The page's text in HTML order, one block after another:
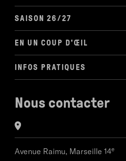
SAISON 26/27
EN UN COUP D'ŒIL
INFOS PRATIQUES
Nous contacter
Avenue Raimu, Marseille 14e